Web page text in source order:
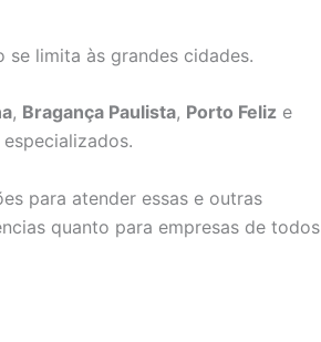
limita às grandes cidades.
, Bragança Paulista, Porto Feliz e
para atender essas e outras
quanto para empresas de todos